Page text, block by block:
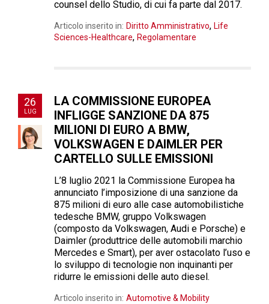
counsel dello Studio, di cui fa parte dal 2017.
Articolo inserito in: Diritto Amministrativo, Life
Sciences-Healthcare, Regolamentare
26
LUG
LA COMMISSIONE EUROPEA
INFLIGGE SANZIONE DA 875
MILIONI DI EURO A BMW,
VOLKSWAGEN E DAIMLER PER
CARTELLO SULLE EMISSIONI
L’8 luglio 2021 la Commissione Europea ha
annunciato l’imposizione di una sanzione da
875 milioni di euro alle case automobilistiche
tedesche BMW, gruppo Volkswagen
(composto da Volkswagen, Audi e Porsche) e
Daimler (produttrice delle automobili marchio
Mercedes e Smart), per aver ostacolato l’uso e
lo sviluppo di tecnologie non inquinanti per
ridurre le emissioni delle auto diesel.
Articolo inserito in: Automotive & Mobility